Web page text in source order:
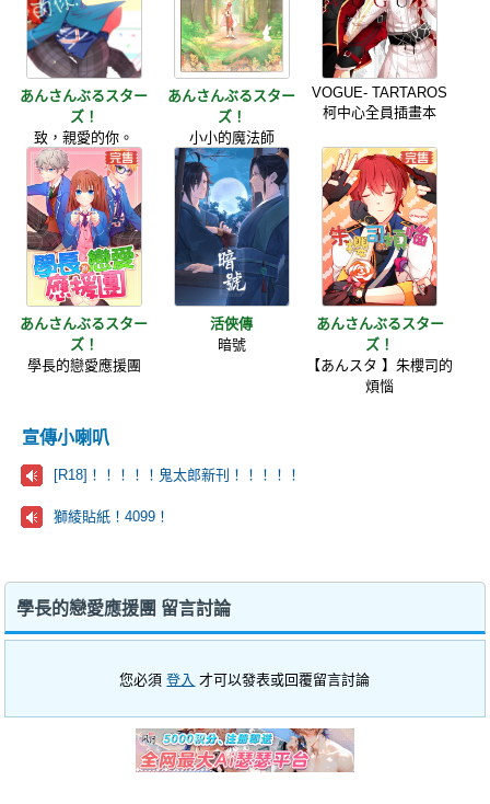
あんさんぶるスター
ズ！
致，親愛的你。
あんさんぶるスター
ズ！
小小的魔法師
VOGUE- TARTAROS
柯中心全員插畫本
あんさんぶるスター
ズ！
學長的戀愛應援團
活俠傳
暗號
あんさんぶるスター
ズ！
【あんスタ 】朱櫻司的
煩惱
宣傳小喇叭
[R18]！！！！！鬼太郎新刊！！！！！
獅綾貼紙！4099！
學長的戀愛應援團 留言討論
您必須登入 才可以發表或回覆留言討論